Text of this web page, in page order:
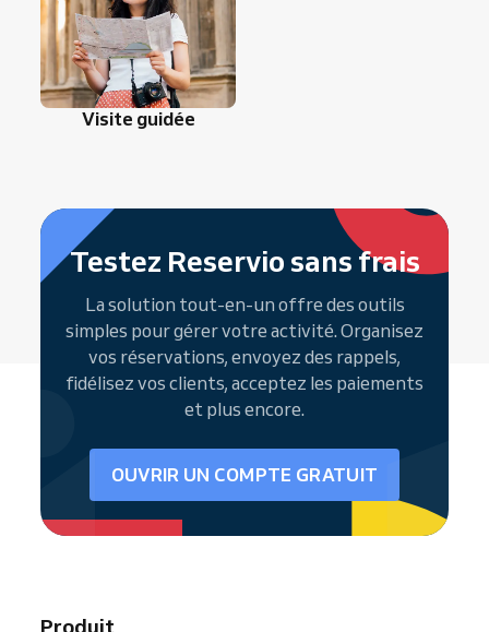
Visite guidée
Testez Reservio sans frais
La solution tout-en-un offre des outils
simples pour gérer votre activité. Organisez
vos réservations, envoyez des rappels,
fidélisez vos clients, acceptez les paiements
et plus encore.
OUVRIR UN COMPTE GRATUIT
Produit